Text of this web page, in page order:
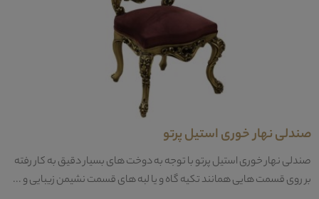
صندلی نهار خوری استیل پرتو
صندلی نهار خوری استیل پرتو با توجه به دوخت های بسیار دقیق به کار رفته
بر روی قسمت هایی همانند تکیه گاه و یا لبه های قسمت نشیمن زیبایی و ...